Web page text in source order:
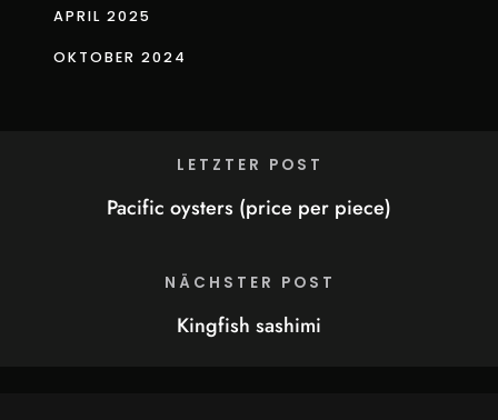
APRIL 2025
OKTOBER 2024
LETZTER POST
Pacific oysters (price per piece)
NÄCHSTER POST
Kingfish sashimi